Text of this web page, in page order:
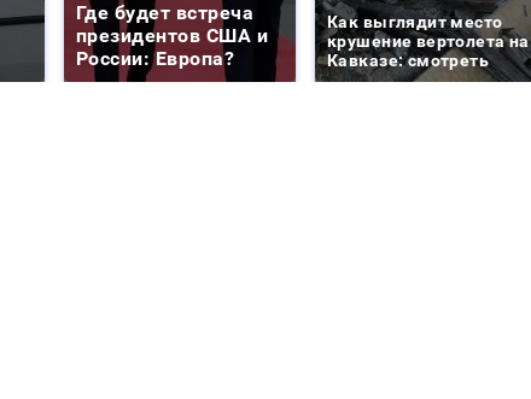
Где будет встреча
президентов США и
России: Европа?
Как выглядит место
крушение вертолета на
Кавказе: смотреть